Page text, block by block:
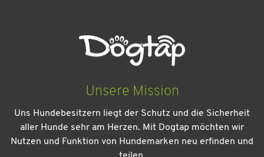
Unsere Mission
Uns Hundebesitzern liegt der Schutz und die Sicherheit
aller Hunde sehr am Herzen. Mit Dogtap möchten wir
Nutzen und Funktion von Hundemarken neu erfinden und